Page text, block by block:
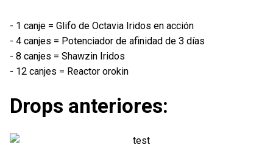
- 1 canje = Glifo de Octavia Iridos en acción
- 4 canjes = Potenciador de afinidad de 3 días
- 8 canjes = Shawzin Iridos
- 12 canjes = Reactor orokin
Drops anteriores: